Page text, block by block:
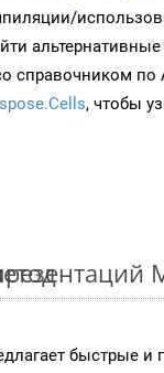
справочником по
, чтобы
быстрые